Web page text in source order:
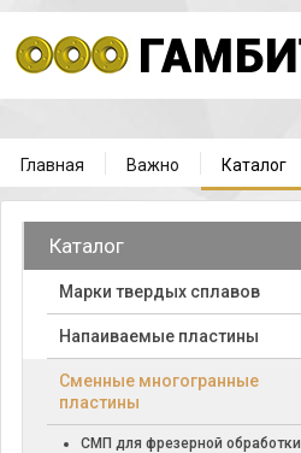
Главная Важно Каталог
Каталог
Марки твердых сплавов
Напаиваемые пластины
Cменные многогранные
пластины
СМП для фрезерной обработки